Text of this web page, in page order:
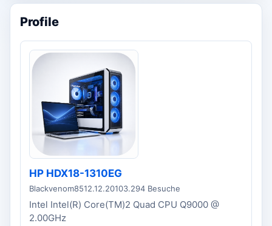
Profile
HP HDX18-1310EG
Blackvenom8512.12.20103.294 Besuche
Intel Intel(R) Core(TM)2 Quad CPU Q9000 @
2.00GHz